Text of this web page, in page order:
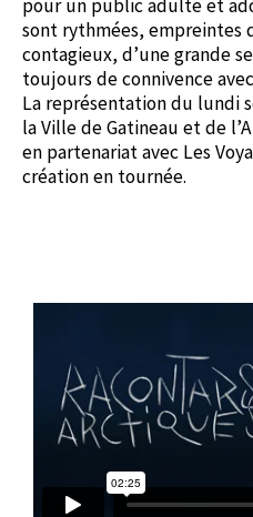
pour un public adulte et
sont rythmées, empreintes
contagieux, d’une grande
toujours de connivence
La représentation du lundi
la Ville de Gatineau et de
en partenariat avec Les
création en tournée.